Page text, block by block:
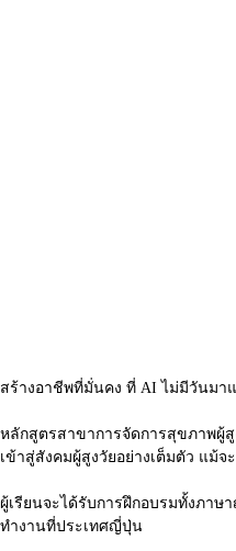
สร้างอาชีพที่มั่นคง ที่ AI ไม่มีวันมา
หลักสูตรสาขาการจัดการสุขภาพผู้
เข้าสู่สังคมผู้สูงวัยอย่างเต็มตัว แม้
ผู้เรียนจะได้รับการฝึกอบรมทั้งภาษ
ทำงานที่ประเทศญี่ปุ่น